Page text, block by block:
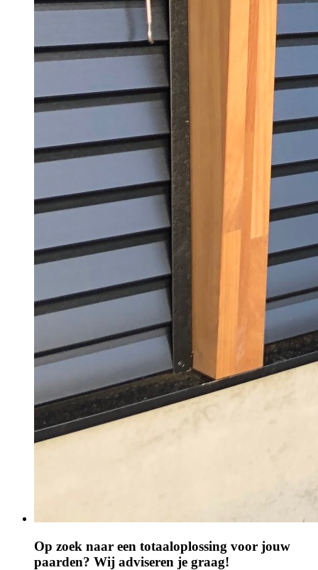
Op zoek naar een totaaloplossing voor jouw
paarden? Wij adviseren je graag!